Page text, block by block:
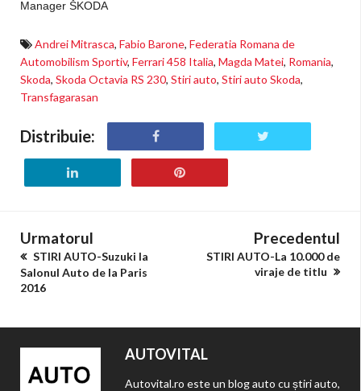
Manager ŠKODA
Andrei Mitrasca, Fabio Barone, Federatia Romana de
Automobilism Sportiv, Ferrari 458 Italia, Magda Matei, Romania,
Skoda, Skoda Octavia RS 230, Stiri auto, Stiri auto Skoda,
Transfagarasan
Distribuie:
Urmatorul
STIRI AUTO-Suzuki la
Salonul Auto de la Paris
2016
Precedentul
STIRI AUTO-La 10.000 de
viraje de titlu
AUTOVITAL
Autovital.ro este un blog auto cu știri auto,